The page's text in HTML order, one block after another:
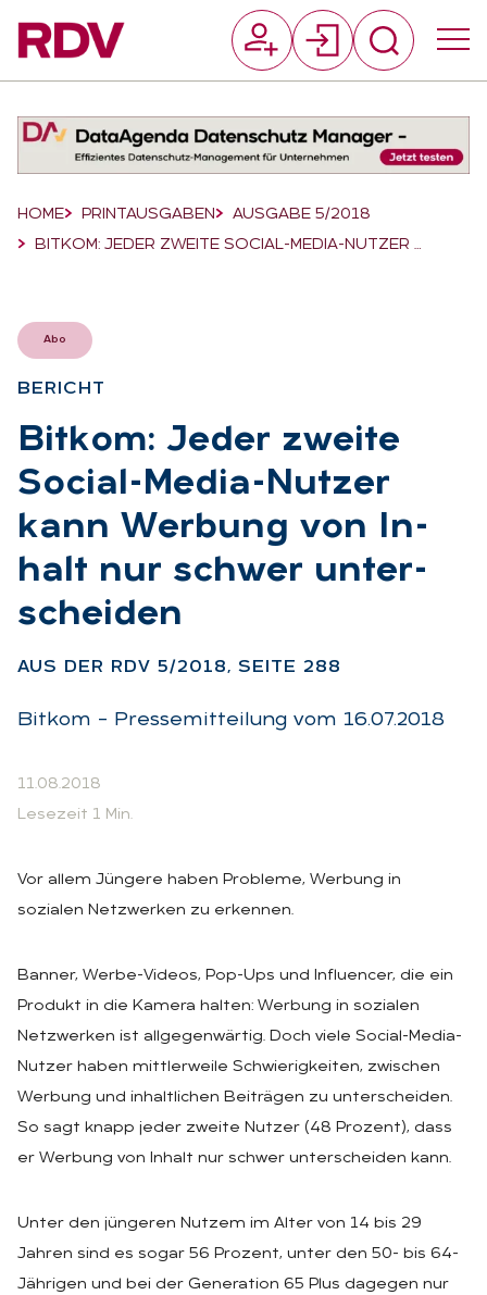
Breadcrumb-Navigation
HOME PRINTAUSGABEN
AUSGABE 5/2018
BITKOM: JEDER ZWEITE SOCIAL-MEDIA-NUTZER …
Abo
BE­RICHT
:Bit­kom: Je­der zwei­te
So­ci­al-Me­dia-Nut­zer
kann Wer­bung von In­
halt nur schwer un­ter­
schei­den
AUS DER RDV 5/2018, SEI­TE 288
Bitkom – Pressemitteilung vom 16.07.2018
11.08.2018
Lesezeit 1 Min.
Vor allem Jüngere haben Probleme, Werbung in
sozialen Netzwerken zu erkennen.
Banner, Werbe-Videos, Pop-Ups und Influencer, die ein
Produkt in die Kamera halten: Werbung in sozialen
Netzwerken ist allgegenwärtig. Doch viele Social-Media-
Nutzer haben mittlerweile Schwierigkeiten, zwischen
Werbung und inhaltlichen Beiträgen zu unterscheiden.
So sagt knapp jeder zweite Nutzer (48 Prozent), dass
er Werbung von Inhalt nur schwer unterscheiden kann.
Unter den jüngeren Nutzem im Alter von 14 bis 29
Jahren sind es sogar 56 Prozent, unter den 50- bis 64-
Jährigen und bei der Generation 65 Plus dagegen nur